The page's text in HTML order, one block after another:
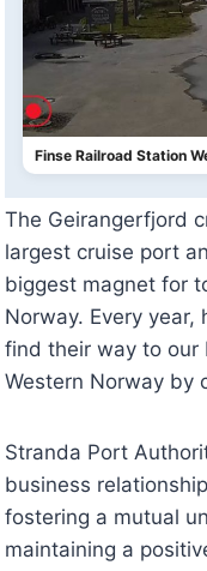
Finse Railroad Station
The Geirangerfjord
largest cruise port
biggest magnet for
Norway. Every
find their way to our
Western Norway by
Stranda Port
business
fostering a mutual
maintaining a